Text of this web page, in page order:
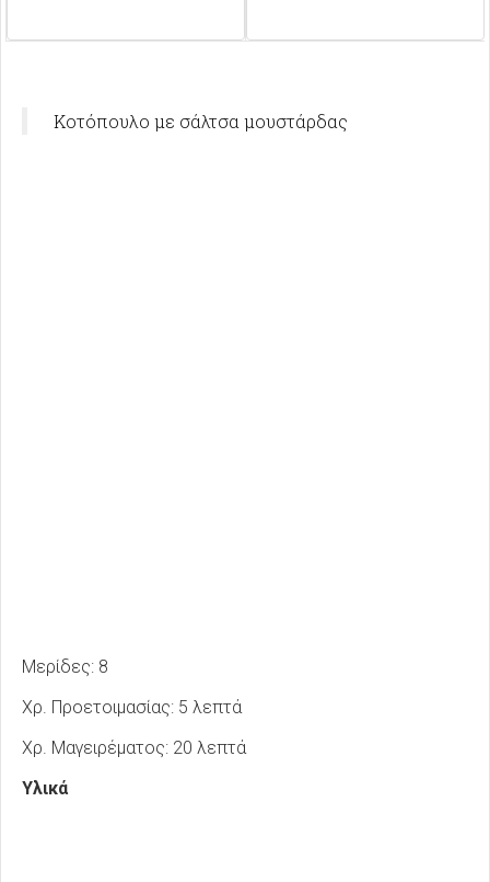
Κοτόπουλο με σάλτσα μουστάρδας
Μερίδες: 8
Χρ. Προετοιμασίας: 5 λεπτά
Χρ. Μαγειρέματος: 20 λεπτά
Υλικά